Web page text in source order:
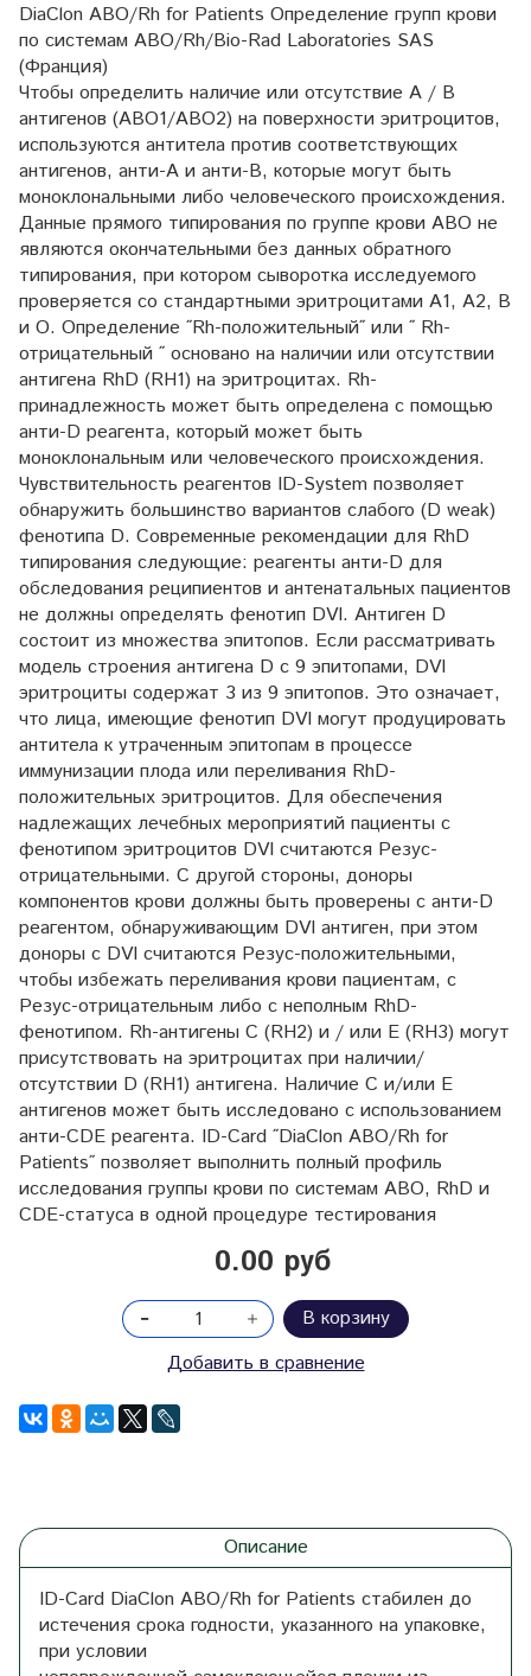
DiaClon ABO/Rh for Patients Определение групп крови
по системам ABO/Rh/Bio-Rad Laboratories SAS
(Франция)
Чтобы определить наличие или отсутствие A / B
антигенов (ABO1/ABO2) на поверхности эритроцитов,
используются антитела против соответствующих
антигенов, анти-А и анти-B, которые могут быть
моноклональными либо человеческого происхождения.
Данные прямого типирования по группе крови АВО не
являются окончательными без данных обратного
типирования, при котором сыворотка исследуемого
проверяется со стандартными эритроцитами А1, А2, В
и О. Определение ˝Rh-положительный˝ или ˝ Rh-
отрицательный ˝ основано на наличии или отсутствии
антигена RhD (RH1) на эритроцитах. Rh-
принадлежность может быть определена с помощью
анти-D реагента, который может быть
моноклональным или человеческого происхождения.
Чувствительность реагентов ID-System позволяет
обнаружить большинство вариантов слабого (D weak)
фенотипа D. Современные рекомендации для RhD
типирования следующие: реагенты анти-D для
обследования реципиентов и антенатальных пациентов
не должны определять фенотип DVI. Антиген D
состоит из множества эпитопов. Если рассматривать
модель строения антигена D с 9 эпитопами, DVI
эритроциты содержат 3 из 9 эпитопов. Это означает,
что лица, имеющие фенотип DVI могут продуцировать
антитела к утраченным эпитопам в процессе
иммунизации плода или переливания RhD-
положительных эритроцитов. Для обеспечения
надлежащих лечебных мероприятий пациенты с
фенотипом эритроцитов DVI считаются Резус-
отрицательными. С другой стороны, доноры
компонентов крови должны быть проверены с анти-D
реагентом, обнаруживающим DVI антиген, при этом
доноры с DVI считаются Резус-положительными,
чтобы избежать переливания крови пациентам, с
Резус-отрицательным либо с неполным RhD-
фенотипом. Rh-антигены C (RH2) и / или E (RH3) могут
присутствовать на эритроцитах при наличии/
отсутствии D (RH1) антигена. Наличие С и/или E
антигенов может быть исследовано с использованием
анти-CDE реагента. ID-Card ˝DiaClon ABO/Rh for
Patients˝ позволяет выполнить полный профиль
исследования группы крови по системам ABO, RhD и
CDE-статуса в одной процедуре тестирования
0.00 руб
В корзину
Добавить в сравнение
Описание
ID-Card DiaClon ABO/Rh for Patients стабилен до
истечения срока годности, указанного на упаковке,
при условии